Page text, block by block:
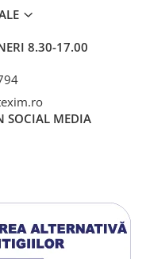
8.30-17.00
SOCIAL MEDIA